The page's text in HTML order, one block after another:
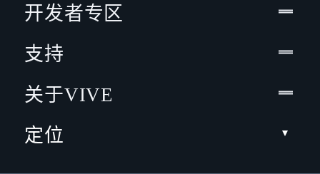
开发者专区
支持
关于VIVE
定位